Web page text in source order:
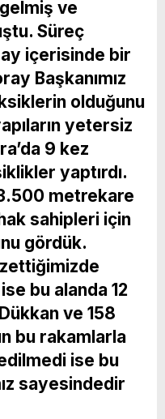
ve
Süreç
ay içerisinde bir
Başkanımız
olduğunu
yetersiz
9 kez
yaptırdı.
metrekare
sahipleri için
gördük.
bu alanda 12
ve 158
bu rakamlarla
ise bu
sayesindedir